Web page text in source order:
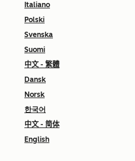
Italiano
Polski
Svenska
Suomi
中文 - 繁體
Dansk
Norsk
한국어
中文 - 简体
English